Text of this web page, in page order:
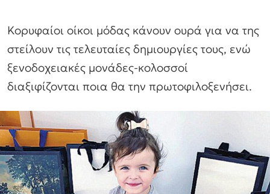
Κορυφαίοι οίκοι μόδας κάνουν ουρά για να της
στείλουν τις τελευταίες δημιουργίες τους, ενώ
ξενοδοχειακές μονάδες-κολοσσοί
διαξιφίζονται ποια θα την πρωτοφιλοξενήσει.